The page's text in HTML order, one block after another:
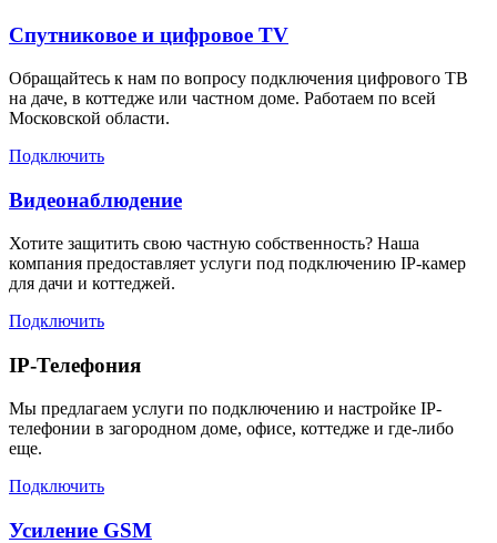
Спутниковое и цифровое TV
Обращайтесь к нам по вопросу подключения цифрового ТВ
на даче, в коттедже или частном доме. Работаем по всей
Московской области.
Подключить
Видеонаблюдение
Хотите защитить свою частную собственность? Наша
компания предоставляет услуги под подключению IP-камер
для дачи и коттеджей.
Подключить
IP-Телефония
Мы предлагаем услуги по подключению и настройке IP-
телефонии в загородном доме, офисе, коттедже и где-либо
еще.
Подключить
Усиление GSM